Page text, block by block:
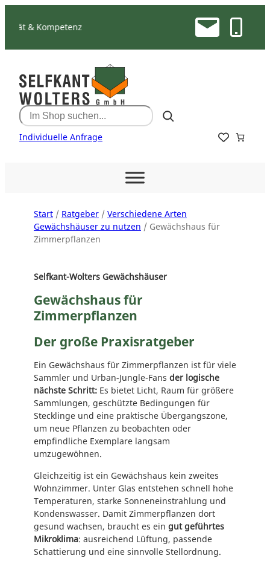
Inhalt
Search
Individuelle Anfrage
Start / Ratgeber / Verschiedene Arten
Gewächshäuser zu nutzen / Gewächshaus für
Zimmerpflanzen
Selfkant-Wolters Gewächshäuser
Gewächshaus für
Zimmerpflanzen
Der große Praxisratgeber
Ein Gewächshaus für Zimmerpflanzen ist für viele
Sammler und Urban‑Jungle-Fans der logische
nächste Schritt: Es bietet Licht, Raum für größere
Sammlungen, geschützte Bedingungen für
Stecklinge und eine praktische Übergangszone,
um neue Pflanzen zu beobachten oder
empfindliche Exemplare langsam
umzugewöhnen.
Gleichzeitig ist ein Gewächshaus kein zweites
Wohnzimmer. Unter Glas entstehen schnell hohe
Temperaturen, starke Sonneneinstrahlung und
Kondenswasser. Damit Zimmerpflanzen dort
gesund wachsen, braucht es ein gut geführtes
Mikroklima: ausreichend Lüftung, passende
Schattierung und eine sinnvolle Stellordnung.